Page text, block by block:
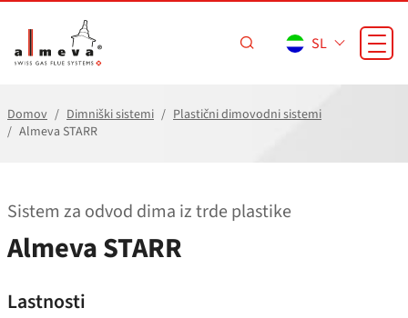
SL
Domov Dimniški sistemi
Plastični dimovodni sistemi
Almeva STARR
Sistem za odvod dima iz trde plastike
Almeva STARR
Lastnosti